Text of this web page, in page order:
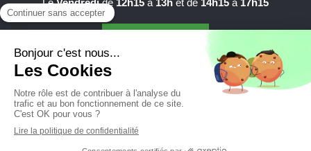
LeVendredide 12h15 à 13h et de 14h15 à 17h15
Création et référencement du site par Simplébo
Site partenaire deAFC